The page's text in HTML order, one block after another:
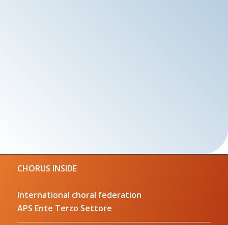
CHORUS INSIDE
International choral federation
APS Ente Terzo Settore